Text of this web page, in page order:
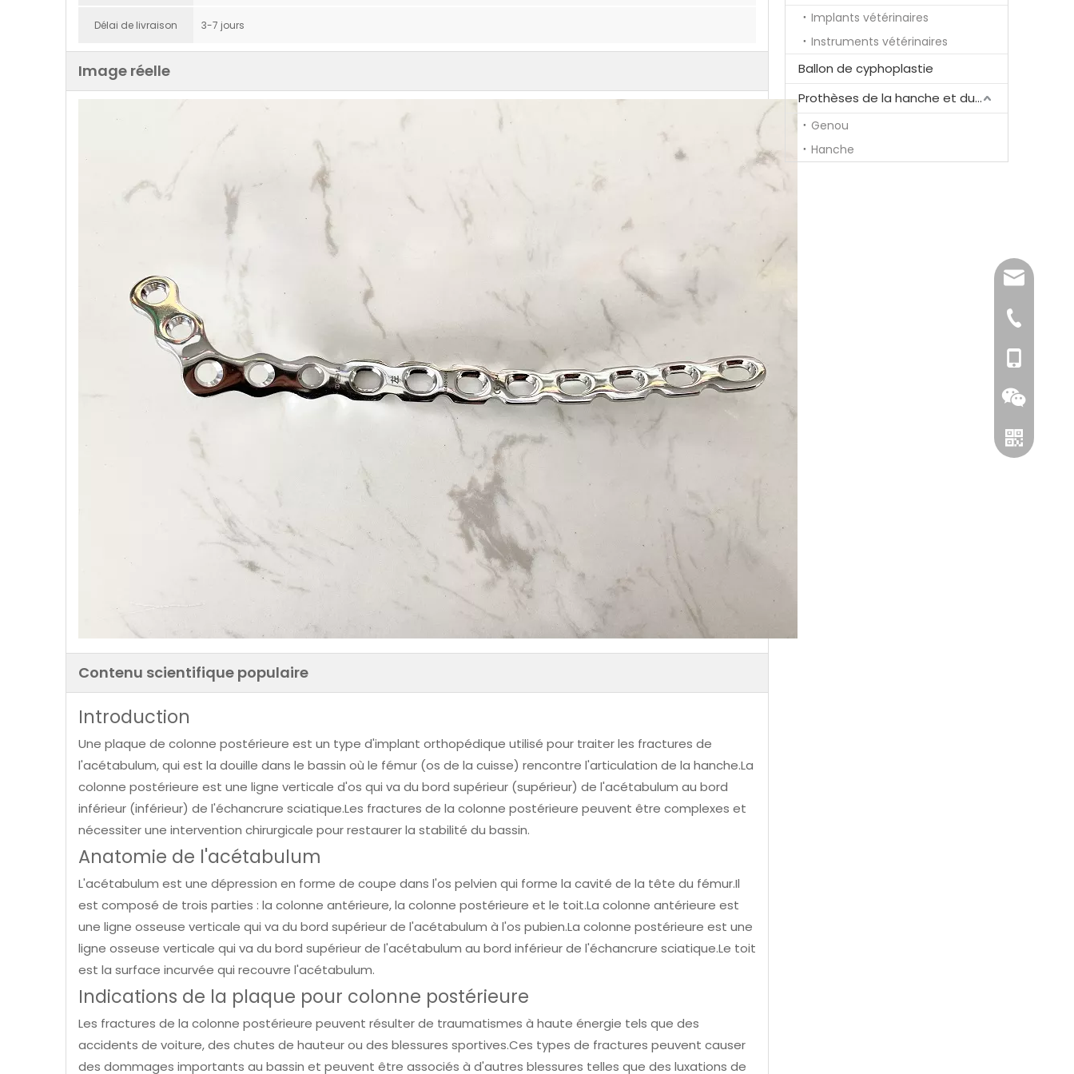
Délai de livraison 3-7 jours
Image réelle
Contenu scientifique populaire
Introduction
Une plaque de colonne postérieure est un type d'implant orthopédique utilisé pour traiter les fractures de
l'acétabulum, qui est la douille dans le bassin où le fémur (os de la cuisse) rencontre l'articulation de la hanche.La
colonne postérieure est une ligne verticale d'os qui va du bord supérieur (supérieur) de l'acétabulum au bord
inférieur (inférieur) de l'échancrure sciatique.Les fractures de la colonne postérieure peuvent être complexes et
nécessiter une intervention chirurgicale pour restaurer la stabilité du bassin.
Anatomie de l'acétabulum
L'acétabulum est une dépression en forme de coupe dans l'os pelvien qui forme la cavité de la tête du fémur.Il
est composé de trois parties : la colonne antérieure, la colonne postérieure et le toit.La colonne antérieure est
une ligne osseuse verticale qui va du bord supérieur de l'acétabulum à l'os pubien.La colonne postérieure est une
ligne osseuse verticale qui va du bord supérieur de l'acétabulum au bord inférieur de l'échancrure sciatique.Le toit
est la surface incurvée qui recouvre l'acétabulum.
Indications de la plaque pour colonne postérieure
Les fractures de la colonne postérieure peuvent résulter de traumatismes à haute énergie tels que des
accidents de voiture, des chutes de hauteur ou des blessures sportives.Ces types de fractures peuvent causer
des dommages importants au bassin et peuvent être associés à d'autres blessures telles que des luxations de
Implants vétérinaires
Instruments vétérinaires
Ballon de cyphoplastie
Prothèses de la hanche et du genou
Genou
Hanche
+86-519-